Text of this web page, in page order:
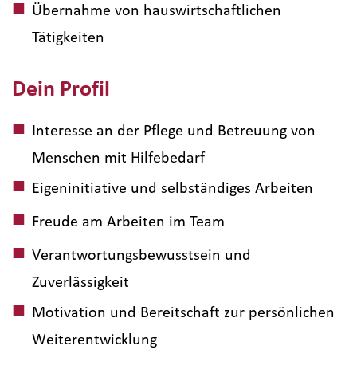
Übernahme von hauswirtschaftlichen
Tätigkeiten
Dein Profil
Interesse an der Pflege und Betreuung von
Menschen mit Hilfebedarf
Eigeninitiative und selbständiges Arbeiten
Freude am Arbeiten im Team
Verantwortungsbewusstsein und
Zuverlässigkeit
Motivation und Bereitschaft zur persönlichen
Weiterentwicklung